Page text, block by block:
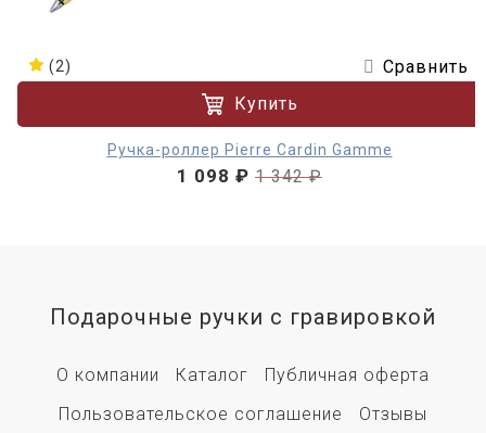
(2)
Сравнить
Купить
Ручка-роллер Pierre Cardin Gamme
1 098 ₽ 1 342 ₽
Подарочные ручки с гравировкой
О компании Каталог
Публичная оферта
Пользовательское соглашение
Отзывы